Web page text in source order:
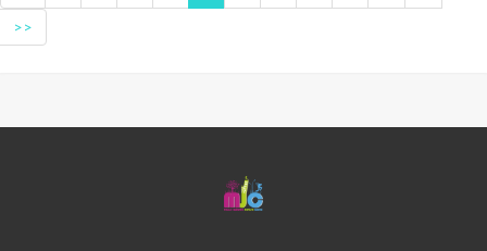
>>
MJC
CENTRE